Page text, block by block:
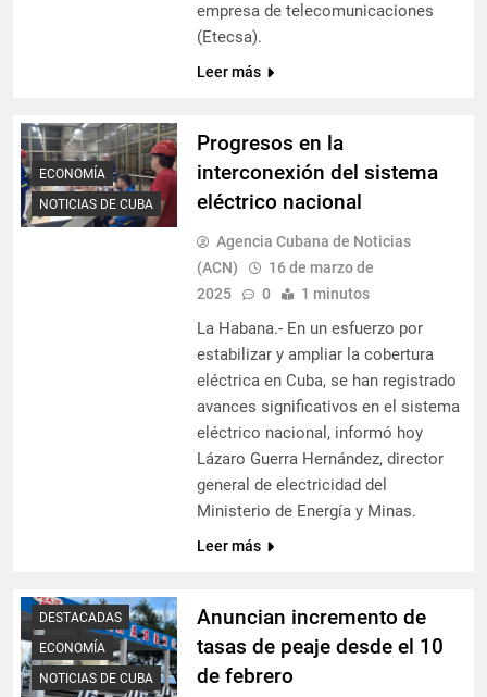
empresa de telecomunicaciones
(Etecsa).
Leer más
ECONOMÍA
NOTICIAS DE CUBA
Progresos en la
interconexión del sistema
eléctrico nacional
Agencia Cubana de Noticias
(ACN)
16 de marzo de
2025
0 1 minutos
La Habana.- En un esfuerzo por
estabilizar y ampliar la cobertura
eléctrica en Cuba, se han registrado
avances significativos en el sistema
eléctrico nacional, informó hoy
Lázaro Guerra Hernández, director
general de electricidad del
Ministerio de Energía y Minas.
Leer más
DESTACADAS
ECONOMÍA
NOTICIAS DE CUBA
Anuncian incremento de
tasas de peaje desde el 10
de febrero